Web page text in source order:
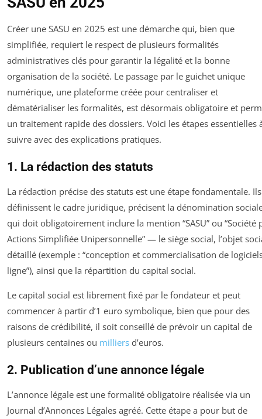
Créer une SASU en 2025 est une démarche qui, bien que
simplifiée, requiert le respect de plusieurs formalités
administratives clés pour garantir la légalité et la bonne
organisation de la société. Le passage par le guichet unique
numérique, une plateforme créée pour centraliser et
dématérialiser les formalités, est désormais obligatoire et
un traitement rapide des dossiers. Voici les étapes essentielles
suivre avec des explications pratiques.
1. La rédaction des statuts
La rédaction précise des statuts est une étape fondamentale. Ils
définissent le cadre juridique, précisent la dénomination
qui doit obligatoirement inclure la mention “SASU” ou “Société
Actions Simplifiée Unipersonnelle” — le siège social, l’objet
détaillé (exemple : “conception et commercialisation de
ligne”), ainsi que la répartition du capital social.
Le capital social est librement fixé par le fondateur et peut
commencer à partir d’1 euro symbolique, bien que pour des
raisons de crédibilité, il soit conseillé de prévoir un capital de
plusieurs centaines ou milliers d’euros.
2. Publication d’une annonce légale
L’annonce légale est une formalité obligatoire réalisée via un
Journal d’Annonces Légales agréé. Cette étape a pour but de